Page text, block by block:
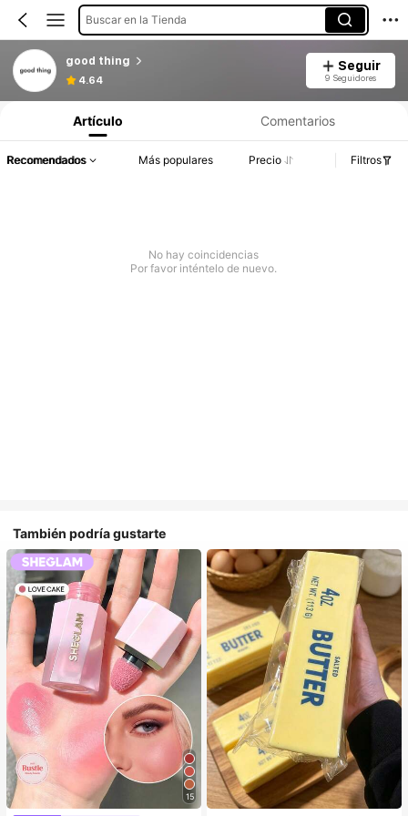
Buscar en la Tienda
good thing
4.64
Seguir
9 Seguidores
Artículo Comentarios
Recomendados Más populares Precio Filtros
No hay coincidencias
Por favor inténtelo de nuevo.
También podría gustarte
15
#5 Más vendidos